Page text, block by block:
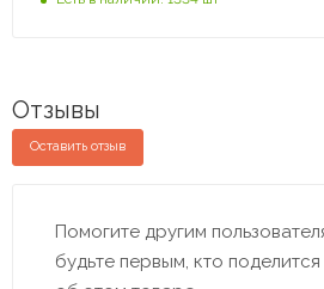
Отзывы
Оставить отзыв
Помогите другим
будьте первым, кто